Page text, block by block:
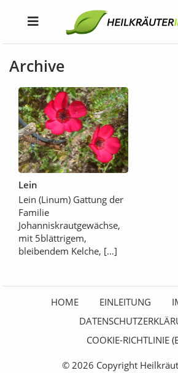
Archive
Lein
Lein (Linum) Gattung der
Familie
Johanniskrautgewächse,
mit 5blättrigem,
bleibendem Kelche, […]
HOME EINLEITUNG
COOKIE-RICHTLINIE
© 2026 Copyright